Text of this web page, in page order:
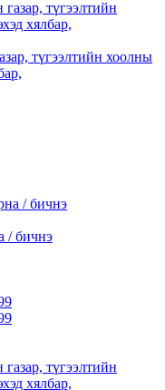
түгээлтийн хоолны
/ бичнэ